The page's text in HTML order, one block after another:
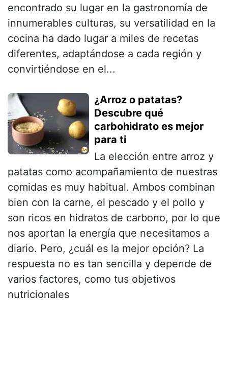
encontrado su lugar en la gastronomía de
innumerables culturas, su versatilidad en la
cocina ha dado lugar a miles de recetas
diferentes, adaptándose a cada región y
convirtiéndose en el...
¿Arroz o patatas?
Descubre qué
carbohidrato es mejor
para ti
La elección entre arroz y
patatas como acompañamiento de nuestras
comidas es muy habitual. Ambos combinan
bien con la carne, el pescado y el pollo y
son ricos en hidratos de carbono, por lo que
nos aportan la energía que necesitamos a
diario. Pero, ¿cuál es la mejor opción? La
respuesta no es tan sencilla y depende de
varios factores, como tus objetivos
nutricionales